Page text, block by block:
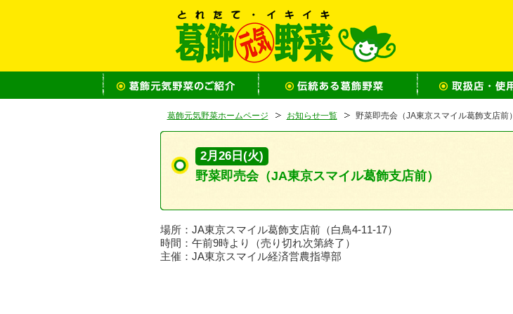
葛飾元気野菜ホームページ お知らせ一覧 野菜即売会（JA東京スマイル葛飾支店前）
2月26日(火)
野菜即売会（JA東京スマイル葛飾支店前）
場所：JA東京スマイル葛飾支店前（白鳥4-11-17）
時間：午前9時より（売り切れ次第終了）
主催：JA東京スマイル経済営農指導部